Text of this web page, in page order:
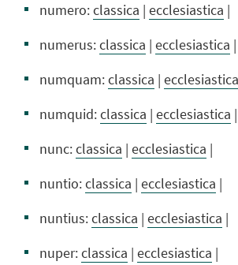
numero:classica | ecclesiastica |
numerus:classica | ecclesiastica |
numquam:classica | ecclesiastica
numquid:classica | ecclesiastica |
nunc:classica | ecclesiastica |
nuntio:classica | ecclesiastica |
nuntius:classica | ecclesiastica |
nuper:classica | ecclesiastica |